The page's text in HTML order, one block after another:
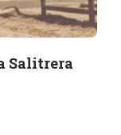
Salitrera